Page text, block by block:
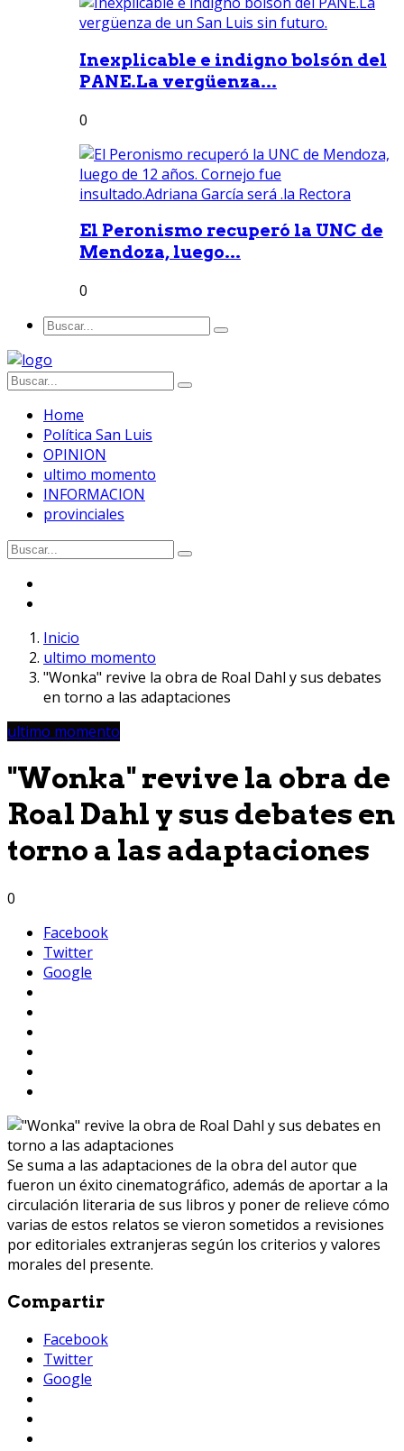
Inexplicable e indigno bolsón del
PANE.La vergüenza...
0
El Peronismo recuperó la UNC de
Mendoza, luego...
0
Home
Política San Luis
OPINION
ultimo momento
INFORMACION
provinciales
Inicio
ultimo momento
"Wonka" revive la obra de Roal Dahl y sus debates
en torno a las adaptaciones
ultimo momento
"Wonka" revive la obra de
Roal Dahl y sus debates en
torno a las adaptaciones
0
Facebook
Twitter
Google
Se suma a las adaptaciones de la obra del autor que
fueron un éxito cinematográfico, además de aportar a la
circulación literaria de sus libros y poner de relieve cómo
varias de estos relatos se vieron sometidos a revisiones
por editoriales extranjeras según los criterios y valores
morales del presente.
Compartir
Facebook
Twitter
Google